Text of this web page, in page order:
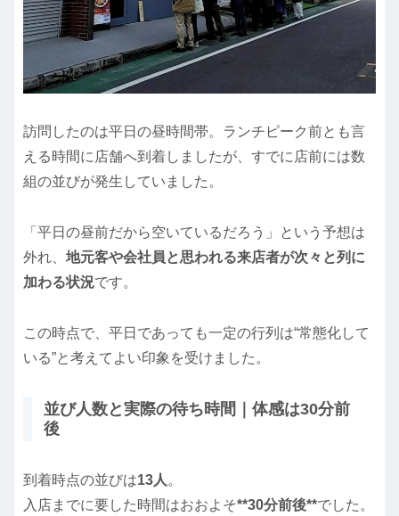
訪問したのは平日の昼時間帯。ランチピーク前とも言
える時間に店舗へ到着しましたが、すでに店前には数
組の並びが発生していました。
「平日の昼前だから空いているだろう」という予想は
外れ、 地元客や会社員と思われる来店者が次々と列に
加わる状況です。
この時点で、平日であっても一定の行列は“常態化して
いる”と考えてよい印象を受けました。
並び人数と実際の待ち時間｜体感は30分前
後
到着時点の並びは13人 。
入店までに要した時間はおおよそ**30分前後**でした。